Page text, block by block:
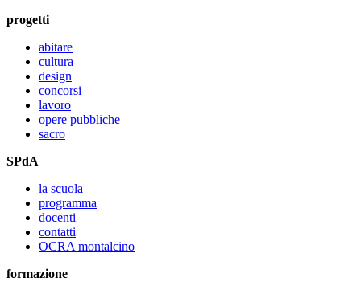
progetti
abitare
cultura
design
concorsi
lavoro
opere pubbliche
sacro
SPdA
la scuola
programma
docenti
contatti
OCRA montalcino
formazione